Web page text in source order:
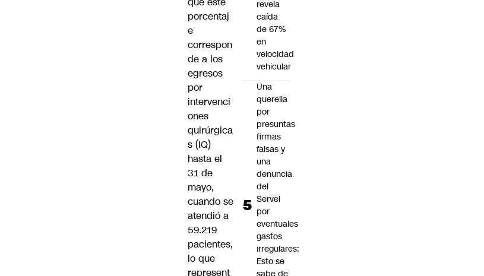
porcentaj
e
correspon
de a los
egresos
por
intervenci
ones
quirúrgica
s (IQ)
hasta el
31 de
mayo,
cuando se
atendió a
59.219
pacientes,
lo que
represent
revela
caída
de 67%
en
velocidad
vehicular
Una
querella
por
presuntas
firmas
falsas y
una
denuncia
del
Servel
por
eventuales
gastos
irregulares:
Esto se